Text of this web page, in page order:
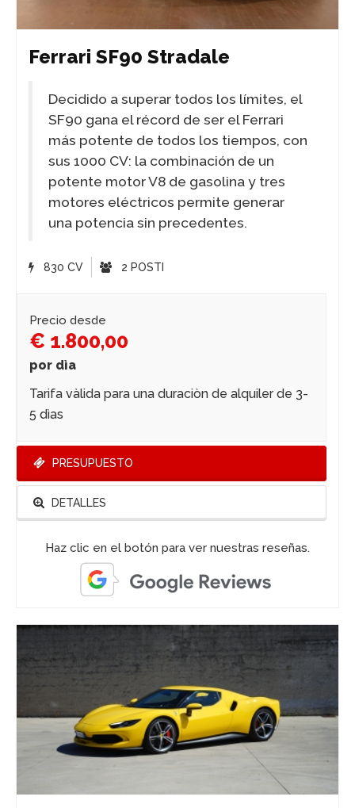
Ferrari SF90 Stradale
Decidido a superar todos los límites, el
SF90 gana el récord de ser el Ferrari
más potente de todos los tiempos, con
sus 1000 CV: la combinación de un
potente motor V8 de gasolina y tres
motores eléctricos permite generar
una potencia sin precedentes.
830 CV 2 POSTI
Precio desde
€ 1.800,00
por dìa
Tarifa vàlida para una duraciòn de alquiler de 3-
5 dìas
PRESUPUESTO
DETALLES
Haz clic en el botón para ver nuestras reseñas.